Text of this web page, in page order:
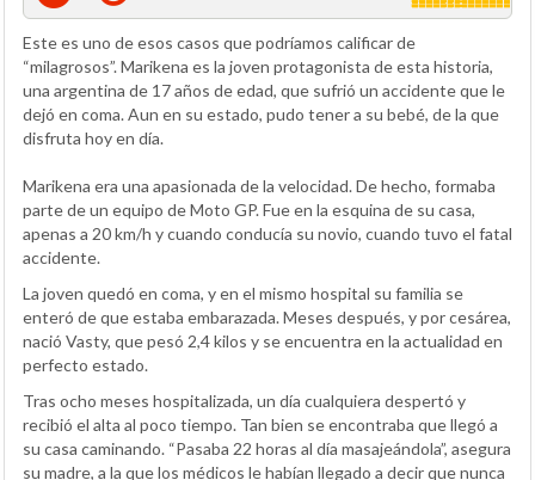
Este es uno de esos casos que podríamos calificar de
“milagrosos”. Marikena es la joven protagonista de esta historia,
una argentina de 17 años de edad, que sufrió un accidente que le
dejó en coma. Aun en su estado, pudo tener a su bebé, de la que
disfruta hoy en día.
Marikena era una apasionada de la velocidad. De hecho, formaba
parte de un equipo de Moto GP. Fue en la esquina de su casa,
apenas a 20 km/h y cuando conducía su novio, cuando tuvo el fatal
accidente.
La joven quedó en coma, y en el mismo hospital su familia se
enteró de que estaba embarazada. Meses después, y por cesárea,
nació Vasty, que pesó 2,4 kilos y se encuentra en la actualidad en
perfecto estado.
Tras ocho meses hospitalizada, un día cualquiera despertó y
recibió el alta al poco tiempo. Tan bien se encontraba que llegó a
su casa caminando. “Pasaba 22 horas al día masajeándola”, asegura
su madre, a la que los médicos le habían llegado a decir que nunca